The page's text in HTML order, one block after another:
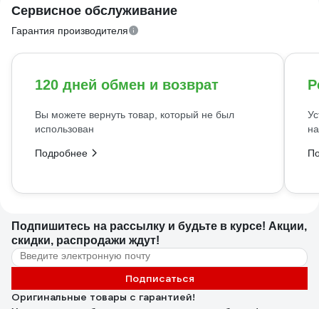
Сервисное обслуживание
Гарантия производителя
120 дней обмен и возврат
Вы можете вернуть товар, который не был
использован
Подробнее
Подпишитесь на рассылку и будьте в курсе! Акции,
скидки, распродажи ждут!
Подписаться
Оригинальные товары с гарантией!